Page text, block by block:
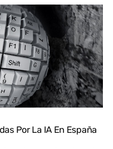
Por La IA En España